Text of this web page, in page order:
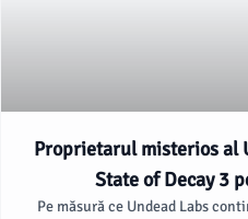
Proprietarul misterios al
State of Decay 3
Pe măsură ce Undead Labs